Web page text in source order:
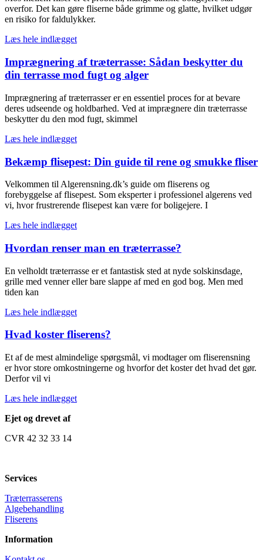
overfor. Det kan gøre fliserne både grimme og glatte, hvilket udgør
en risiko for faldulykker.
Læs hele indlægget
Imprægnering af træterrasse: Sådan beskytter du
din terrasse mod fugt og alger
Imprægnering af træterrasser er en essentiel proces for at bevare
deres udseende og holdbarhed. Ved at imprægnere din træterrasse
beskytter du den mod fugt, skimmel
Læs hele indlægget
Bekæmp flisepest: Din guide til rene og smukke fliser
Velkommen til Algerensning.dk’s guide om fliserens og
forebyggelse af flisepest. Som eksperter i professionel algerens ved
vi, hvor frustrerende flisepest kan være for boligejere. I
Læs hele indlægget
Hvordan renser man en træterrasse?
En velholdt træterrasse er et fantastisk sted at nyde solskinsdage,
grille med venner eller bare slappe af med en god bog. Men med
tiden kan
Læs hele indlægget
Hvad koster fliserens?
Et af de mest almindelige spørgsmål, vi modtager om fliserensning
er hvor store omkostningerne og hvorfor det koster det hvad det gør.
Derfor vil vi
Læs hele indlægget
Ejet og drevet af
CVR 42 32 33 14
Services
Træterrasserens
Algebehandling
Fliserens
Information